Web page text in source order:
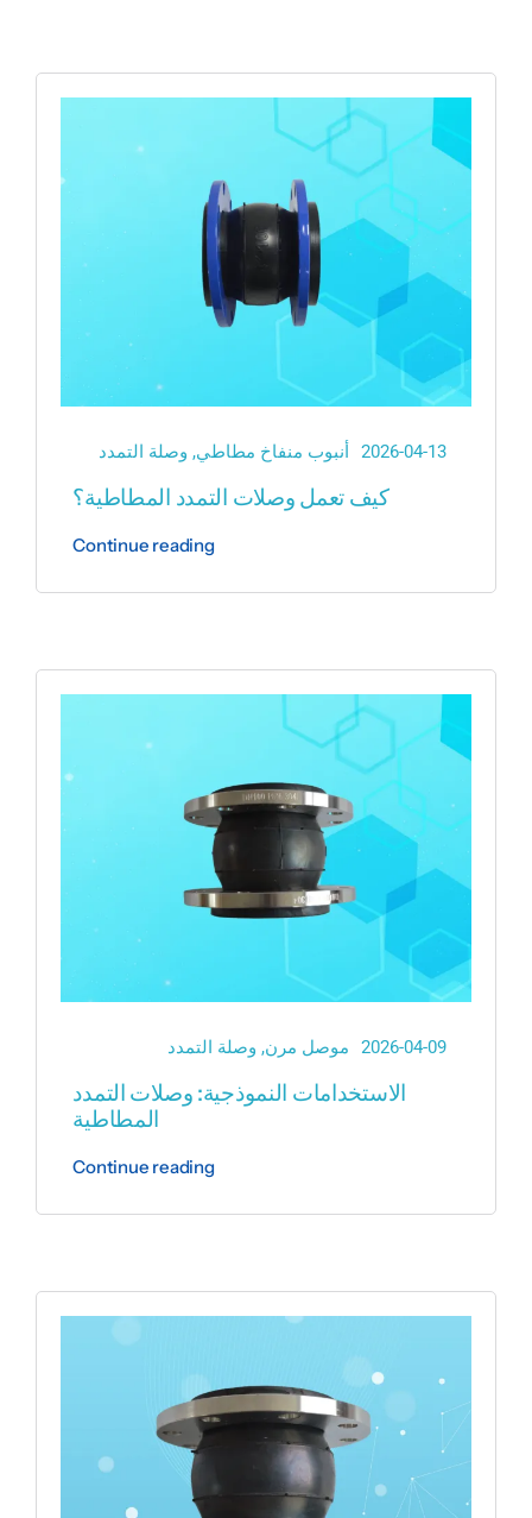
2026-04-13 أنبوب منفاخ مطاطي, وصلة التمدد
كيف تعمل وصلات التمدد المطاطية؟
Continue reading
2026-04-09 موصل مرن, وصلة التمدد
الاستخدامات النموذجية: وصلات التمدد
المطاطية
Continue reading